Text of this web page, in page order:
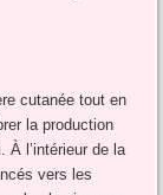
cutanée tout en
la production
À l’intérieur de la
vers les